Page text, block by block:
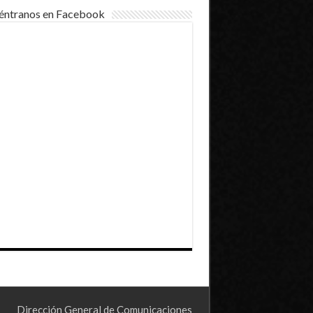
en Facebook
Dirección General de Comunicaciones